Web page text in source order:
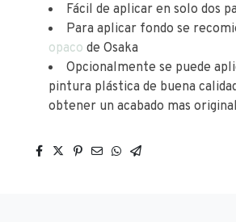
Fácil de aplicar en solo dos
Para aplicar fondo se
opaco de Osaka
Opcionalmente se puede
pintura plástica de buena
obtener un acabado mas